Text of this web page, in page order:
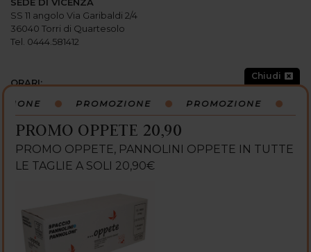
SS 11 angolo Via Garibaldi 2/4
36040 Torri di Quartesolo
Tel. 0444.581412
ORARI:
Martedi: 9:00-12 30 / 15:00-19:30
Giovedi: 9:00-12:30 / 15 :00-19: 30
Venerdi: 9:00-12:30 / 15:00-19:30
Sabato: 9:00-13:00 / 15:00-19:30
SEGUICI SU:
Chiudi
PROMOZIONE PROMOZIONE
PROMO OPPETE 20,90
PROMO OPPETE, PANNOLINI OPPETE IN TUTTE
LE TAGLIE A SOLI 20,90€